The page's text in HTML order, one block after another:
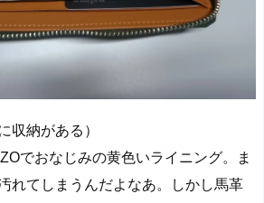
収納がある）
でおなじみの黄色いライニング。ま
れてしまうんだよなあ。しかし馬革